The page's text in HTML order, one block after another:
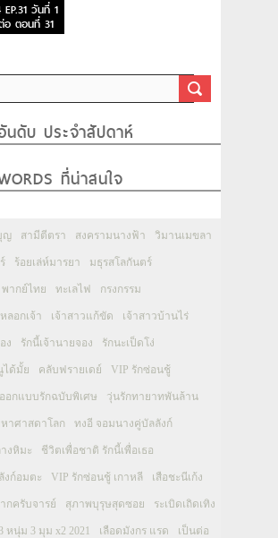
วันที่ 1
อ ตอนที่ 31
ดับ ประจำสัปดาห์
ที่น่าสนใจ
ญ สามีตีตรา สงครามนางฟ้า วิมานเมขลา
ร้อยเล่ห์มารยา มธุรสโลกันตร์
ากย์ไทย ทะเลไฟ กรงกรรม
ลอกเจ้า เจ้าสาวแก้ขัด เจ้าสาวบ้านไร่
ง รักนี้เจ้านายจอง รักนะเป็ดโง่
ได้มั้ย คลับฟรายเดย์ VIP รักซ่อนชู้
ออกแบบรักฉบับพิเศษ วุ่นรักทายาทพันล้าน
าศาสดาโลก ทงอี จอมนางคู่บัลลังก์
งหิมะ ชีวิตเพื่อชาติ รักนี้เพื่อเธอ
งก์อมตะ VIP รักซ่อนชู้ เกาหลี เสือชะนีเก้ง
กครับจารย์ สุภาพบุรุษสุดซอย ระเบิดเถิดเทิง
หนุ่ม 3 มุม x2 2021 เลือดมังกร แรด เป็นต่อ